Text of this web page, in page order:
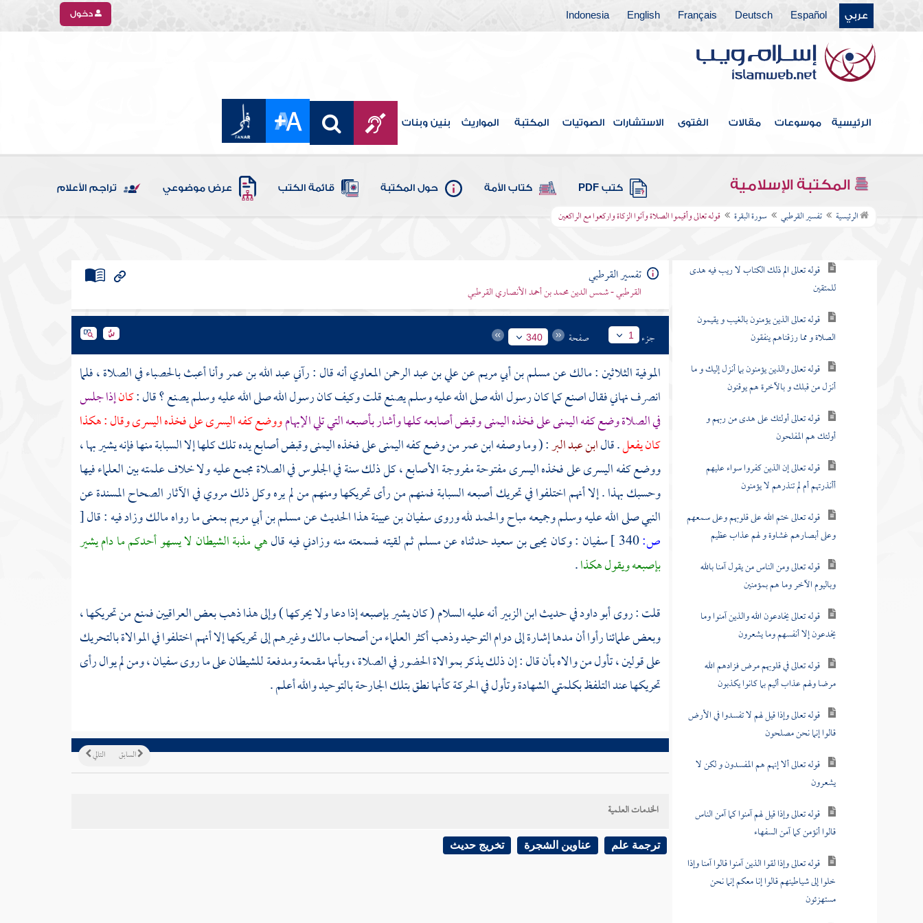
عربي Español
Deutsch
Français
English
Indonesia دخول
الرئيسية موسوعات مقالات الفتوى الاستشارات الصوتيات المكتبة المواريث بنين وبنات
المكتبة الإسلامية كتب PDF كتاب الأمة حول المكتبة قائمة الكتب عرض موضوعي تراجم الأعلام
الرئيسية تفسير القرطبي سورة البقرة قوله تعالى وأقيموا الصلاة وآتوا الزكاة واركعوا مع الراكعين
باب ما جاء من الحجة في الرد على
من طعن في القرآن وخالف مصحف
عثمان بالزيادة والنقصان
سورة الفاتحة
سورة البقرة
قوله تعالى الم ذلك الكتاب لا ريب فيه هدى
للمتقين
قوله تعالى الذين يؤمنون بالغيب و يقيمون
الصلاة و مما رزقناهم ينفقون
قوله تعالى والذين يؤمنون بما أنزل إليك و ما
أنزل من قبلك و بالآخرة هم يوقنون
قوله تعالى أولئك على هدى من ربهم و
أولئك هم المفلحون
قوله تعالى إن الذين كفروا سواء عليهم
أأنذرتهم أم لم تنذرهم لا يؤمنون
قوله تعالى ختم الله على قلوبهم وعلى سمعهم
وعلى أبصارهم غشاوة و لهم عذاب عظيم
قوله تعالى ومن الناس من يقول آمنا بالله
وباليوم الآخر وما هم بمؤمنين
قوله تعالى يخادعون الله والذين آمنوا وما
يخدعون إلا أنفسهم وما يشعرون
قوله تعالى في قلوبهم مرض فزادهم الله
مرضا ولهم عذاب أليم بما كانوا يكذبون
قوله تعالى وإذا قيل لهم لا تفسدوا في الأرض
قالوا إنما نحن مصلحون
قوله تعالى ألا إنهم هم المفسدون و لكن لا
يشعرون
قوله تعالى وإذا قيل لهم آمنوا كما آمن الناس
قالوا أنؤمن كما آمن السفهاء
قوله تعالى وإذا لقوا الذين آمنوا قالوا آمنا وإذا
خلوا إلى شياطينهم قالوا إنا معكم إنما نحن
مستهزئون
تفسير القرطبي
القرطبي - شمس الدين محمد بن أحمد الأنصاري القرطبي
جزء 1 صفحة 340
الموفية الثلاثين :مالكعنمسلم بن أبي مريمعنعلي بن عبد الرحمن المعاويأنه قال : رآنيعبد الله بن عمروأنا أعبث بالحصباء في الصلاة ، فلما
انصرف نهاني فقال اصنع كما كان رسول الله صلى الله عليه وسلم يصنع قلت وكيف كان رسول الله صلى الله عليه وسلم يصنع ؟ قال :كانإذا جلس
في الصلاة وضع كفه اليمنى على فخذه اليمنى وقبض أصابعه كلها وأشار بأصبعه التي تلي الإبهامووضع كفه اليسرى على فخذه اليسرى وقال : هكذا
كان يفعل. قالابن عبد البر: ( وما وصفهابن عمرمن وضع كفه اليمنى على فخذه اليمنى وقبض أصابع يده تلك كلها إلا السبابة منها فإنه يشير بها ،
ووضع كفه اليسرى على فخذه اليسرى مفتوحة مفروجة الأصابع ، كل ذلك سنة في الجلوس في الصلاة مجمع عليه ولا خلاف علمته بين العلماء فيها
وحسبك بهذا . إلا أنهم اختلفوا في تحريك أصبعه السبابة فمنهم من رأى تحريكها ومنهم من لم يره وكل ذلك مروي في الآثار الصحاح المسندة عن
النبي صلى الله عليه وسلم وجميعه مباح والحمد لله وروىسفيان بن عيينةهذا الحديث عنمسلم بن أبي مريمبمعنى ما رواهمالكوزاد فيه : قال[
ص:340 ] سفيان : وكانيحيى بن سعيدحدثناه عنمسلمثم لقيته فسمعته منه وزادني فيه قالهي مذبة الشيطان لا يسهو أحدكم ما دام يشير
بإصبعه ويقول هكذا.
قلت : روىأبو داودفي حديثابن الزبيرأنه عليه السلام ( كان يشير بإصبعه إذا دعا ولا يحركها ) وإلى هذا ذهب بعض العراقيين فمنع من تحريكها ،
وبعض علمائنا رأوا أن مدها إشارة إلى دوام التوحيد وذهب أكثر العلماء من أصحابمالكوغيرهم إلى تحريكها إلا أنهم اختلفوا في الموالاة بالتحريك
على قولين ، تأول من والاه بأن قال : إن ذلك يذكر بموالاة الحضور في الصلاة ، وبأنها مقمعة ومدفعة للشيطان على ما روىسفيان، ومن لم يوال رأى
تحريكها عند التلفظ بكلمتي الشهادة وتأول في الحركة كأنها نطق بتلك الجارحة بالتوحيد والله أعلم .
التالي السابق
الخدمات العلمية
ترجمة علم عناوين الشجرة تخريج حديث